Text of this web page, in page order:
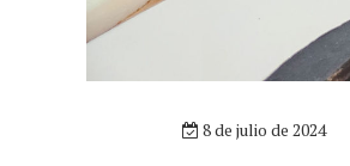
8 de julio de 2024